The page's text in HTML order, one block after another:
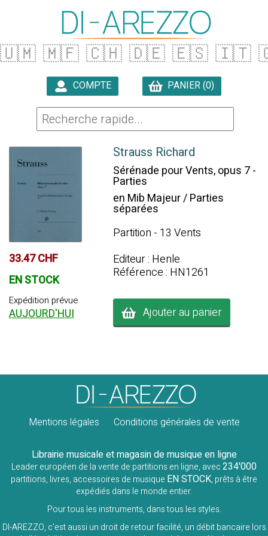
🇺🇲 🇲🇫 🇨🇭 🇩🇪 🇪🇸 🇮🇹
COMPTE PANIER (0)
33.47 CHF
EN STOCK
Expédition prévue
AUJOURD'HUI
Strauss Richard
Sérénade pour Vents, opus 7 -
Parties
en Mib Majeur / Parties
séparées
Partition - 13 Vents
Editeur : Henle
Référence : HN1261
Ajouter au panier
Mentions légales Conditions générales de vente
Librairie musicale et magasin de musique en ligne
Leader européen de la vente de partitions en ligne, avec234'000
partitions, livres, accessoires de musique EN STOCK, prêts à être
expédiés dans le monde entier.
Pour tous les instruments, dans tous les styles.
DI-AREZZO, c'est aussi un droit de retour facilité, un débit bancaire lors